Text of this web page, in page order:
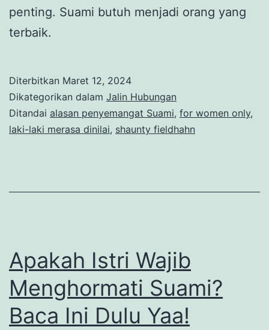
penting. Suami butuh menjadi orang yang
terbaik.
Diterbitkan Maret 12, 2024
Dikategorikan dalam Jalin Hubungan
Ditandai alasan penyemangat Suami, for women only,
laki-laki merasa dinilai, shaunty fieldhahn
Apakah Istri Wajib
Menghormati Suami?
Baca Ini Dulu Yaa!